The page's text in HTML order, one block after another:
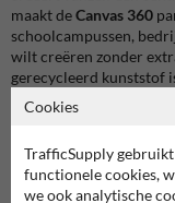
maakt deCanvas 360
schoolcampussen,
wilt creëren zonder
gerecycleerd kunststof
geschikt voor intensief
zitbank voor buiten op
Welke uitvoering
Cookies
TrafficSupply
functionele cookies,
we ook analytische